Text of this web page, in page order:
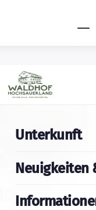
Unterkunft
Neuigkeiten
neue